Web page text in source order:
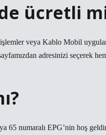
ücretli
veya Kablo Mobil
adresinizi seçerek
numaralı EPG’nin hoş